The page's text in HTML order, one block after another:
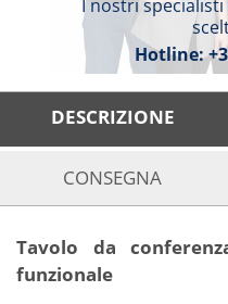
I nostri
Hotline:
DESCRIZIONE
CONSEGNA
Tavolo da
funzionale